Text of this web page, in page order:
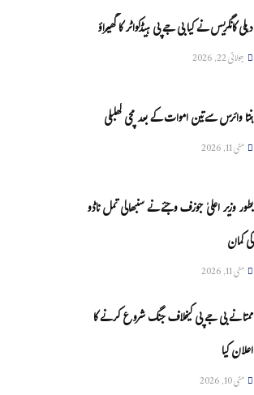
دہلی کانگریس نے کیا بی جے پی ہیڈکواٹر کا گھیراؤ
جولائی 22, 2026
ہنتا وائرس سےتین اموات کے بعد مچی کھلبلی
مئی 11, 2026
بطور وزیر اعلیٰ جوزف وجئے نے سنبھالی تمل ناڈو
کی کمان
مئی 11, 2026
ممتا نے بی جے پی کیخلاف جنگ شروع کرنے کا
اعلان کیا
مئی 10, 2026